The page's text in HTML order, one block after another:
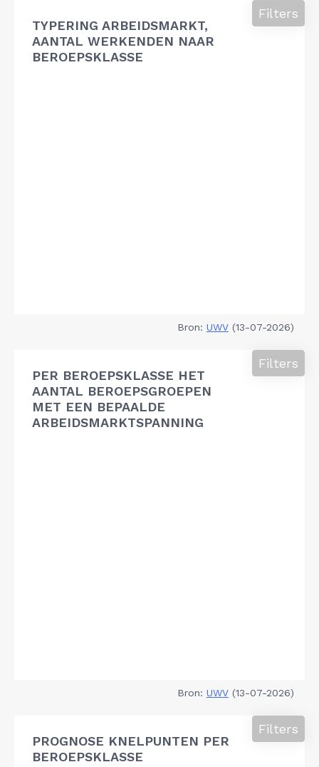
TYPERING ARBEIDSMARKT,
AANTAL WERKENDEN NAAR
BEROEPSKLASSE
Filters
Bron: UWV (13-07-2026)
PER BEROEPSKLASSE HET
AANTAL BEROEPSGROEPEN
MET EEN BEPAALDE
ARBEIDSMARKTSPANNING
Filters
Bron: UWV (13-07-2026)
PROGNOSE KNELPUNTEN PER
BEROEPSKLASSE
Filters